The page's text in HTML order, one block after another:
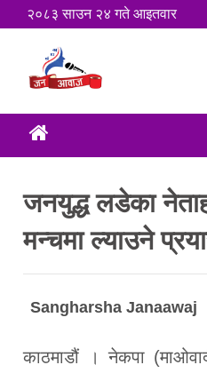
२०८३ साउन २४ गते आइतवार
जनयुद्ध लडेका
मन्चमा ल्याउने
Sangharsha Janaawaj
काठमाडौं । नेकपा